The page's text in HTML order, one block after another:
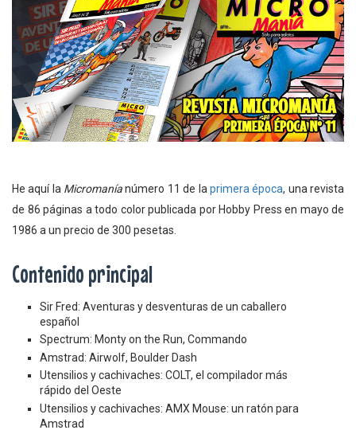
He aquí la Micromaníanúmero 11 de la primera época, una revista
de 86 páginas a todo color publicada por Hobby Press en mayo de
1986 a un precio de 300 pesetas.
Contenido principal
Sir Fred: Aventuras y desventuras de un caballero
español
Spectrum: Monty on the Run, Commando
Amstrad: Airwolf, Boulder Dash
Utensilios y cachivaches: COLT, el compilador más
rápido del Oeste
Utensilios y cachivaches: AMX Mouse: un ratón para
Amstrad